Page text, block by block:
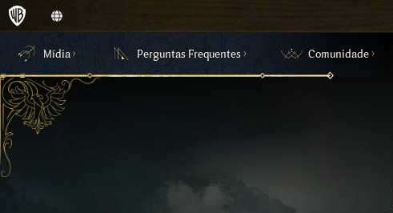
Mídia Perguntas Frequentes Comunidade